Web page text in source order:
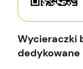
Wycieraczki
dedykowane